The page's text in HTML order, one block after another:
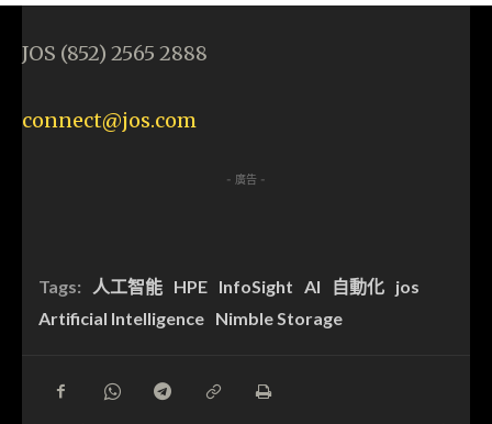
JOS (852) 2565 2888
connect@jos.com
- 廣告 -
Tags: 人工智能 HPE InfoSight AI 自動化 jos
Artificial Intelligence Nimble Storage